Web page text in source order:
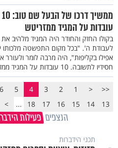
ממשיך דרכו של הבעל שם טוב: 10
עובדות על המגיד ממזריטש
בקולו החזק והחודר היה המגיד מלהיב את
לעבודת ה'. "בכל מקום התפשטה מלכותו
אפילו בקליפות", היה מרבה לומר ולעורר
חסידיו לתשובה. 10 עובדות על המגיד ממזריטש
<<
<
1
2
3
4
5
6
13
14
15
16
17
18
...
>
הנצפים פעילות
תכני הידברות